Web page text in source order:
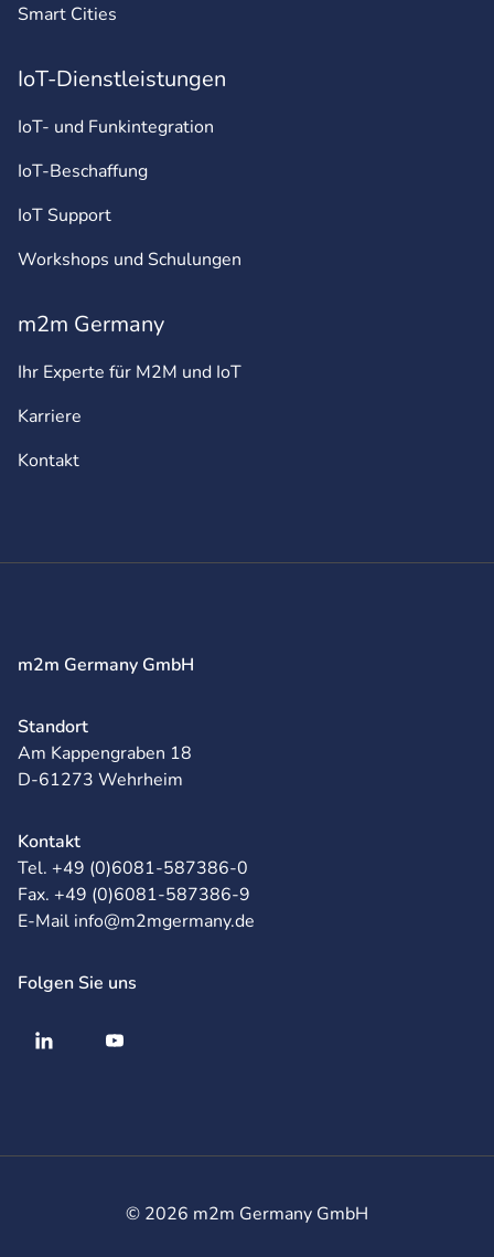
Smart Cities
IoT-Dienstleistungen
IoT- und Funkintegration
IoT-Beschaffung
IoT Support
Workshops und Schulungen
m2m Germany
Ihr Experte für M2M und IoT
Karriere
Kontakt
m2m Germany GmbH
Standort
Am Kappengraben 18
D-61273 Wehrheim
Kontakt
Tel. +49 (0)6081-587386-0
Fax. +49 (0)6081-587386-9
E-Mail info@m2mgermany.de
Folgen Sie uns
© 2026 m2m Germany GmbH